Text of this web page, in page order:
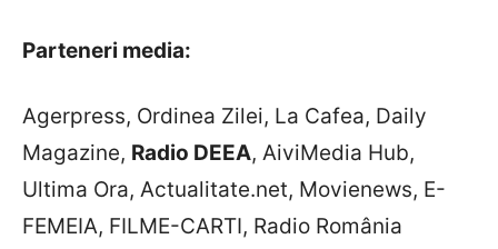
Parteneri media:
Agerpress, Ordinea Zilei, La Cafea, Daily
Magazine, Radio DEEA, AiviMedia Hub,
Ultima Ora, Actualitate.net, Movienews, E-
FEMEIA, FILME-CARTI, Radio România